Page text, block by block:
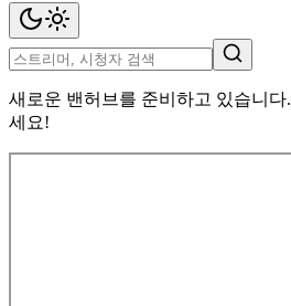
새로운 밴허브를 준비하고 있습니다.
세요!